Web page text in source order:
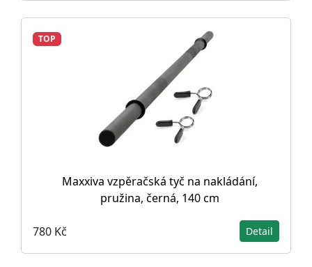
TOP
Maxxiva vzpěračská tyč na nakládání,
pružina, černá, 140 cm
780 Kč Detail